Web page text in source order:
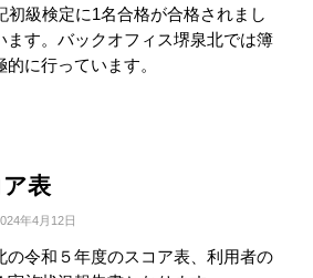
初級検定に1名合格が合格されまし
ます。バックオフィス堺泉北では簿
に行っています。
表
年4月12日
の令和５年度のスコア表、利用者の